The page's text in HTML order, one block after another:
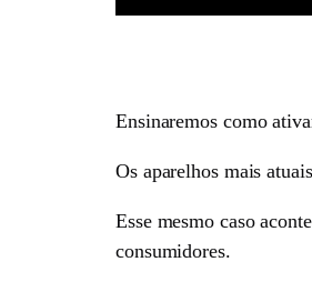
Ensinaremos como
Os aparelhos mais
Esse mesmo caso
consumidores.